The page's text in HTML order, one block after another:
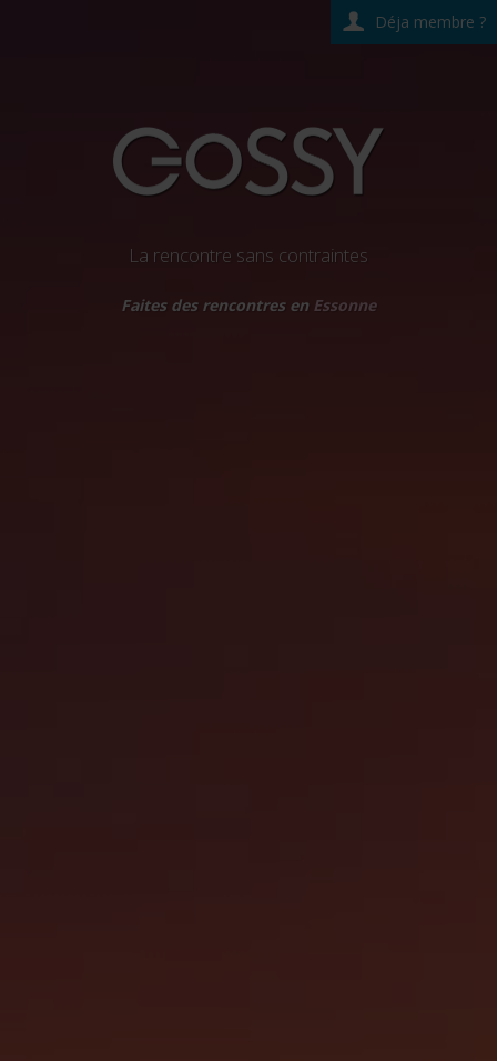
Déja membre ?
La rencontre sans contraintes
Faites des rencontres en Essonne